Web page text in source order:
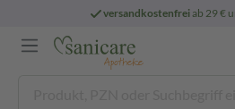
versandkostenfreiab 29 €